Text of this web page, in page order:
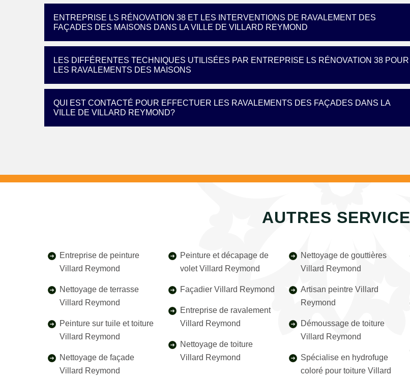
ENTREPRISE LS RÉNOVATION 38 ET LES INTERVENTIONS DE RAVALEMENT DES
FAÇADES DES MAISONS DANS LA VILLE DE VILLARD REYMOND
LES DIFFÉRENTES TECHNIQUES UTILISÉES PAR ENTREPRISE LS RÉNOVATION 38 POUR
LES RAVALEMENTS DES MAISONS
QUI EST CONTACTÉ POUR EFFECTUER LES RAVALEMENTS DES FAÇADES DANS LA
VILLE DE VILLARD REYMOND?
AUTRES
Entreprise de peinture
Villard Reymond
Nettoyage de terrasse
Villard Reymond
Peinture sur tuile et toiture
Villard Reymond
Nettoyage de façade
Villard Reymond
Peinture et décapage de
volet Villard Reymond
Façadier Villard Reymond
Entreprise de ravalement
Villard Reymond
Nettoyage de toiture
Villard Reymond
Nettoyage de gouttières
Villard Reymond
Artisan peintre Villard
Reymond
Démoussage de toiture
Villard Reymond
Spécialise en hydrofuge
coloré pour toiture Villard